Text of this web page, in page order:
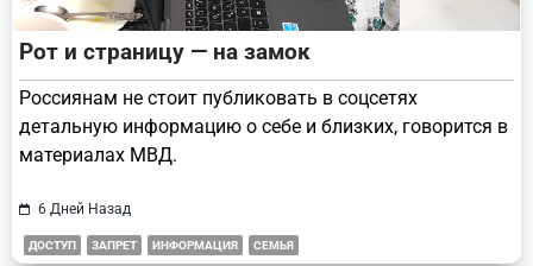
Рот и страницу — на замок
Россиянам не стоит публиковать в соцсетях
детальную информацию о себе и близких, говорится в
материалах МВД.
6 Дней Назад
ДОСТУП ЗАПРЕТ ИНФОРМАЦИЯ СЕМЬЯ